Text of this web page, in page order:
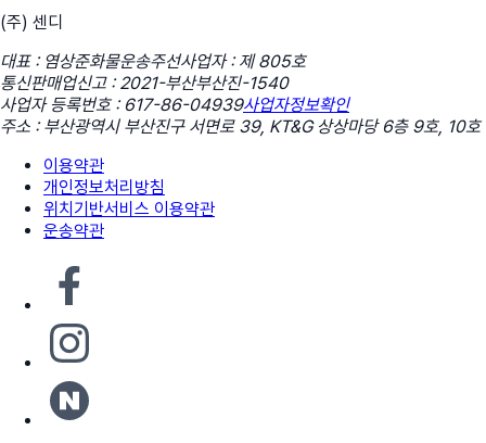
(주) 센디
대표 : 염상준화물운송주선사업자 : 제 805호
통신판매업신고 : 2021-부산부산진-1540
사업자 등록번호 : 617-86-04939사업자정보확인
주소 : 부산광역시 부산진구 서면로 39, KT&G 상상마당 6층 9호, 10호
이용약관
개인정보처리방침
위치기반서비스 이용약관
운송약관